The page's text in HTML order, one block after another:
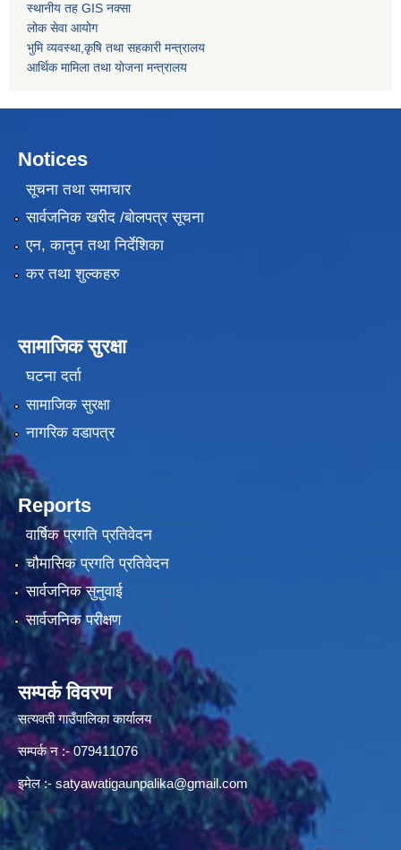
स्थानीय तह GIS नक्सा
लोक सेवा आयोग
भुमि व्यवस्था,कृषि तथा सहकारी मन्त्रालय
आर्थिक मामिला तथा याेजना मन्त्रालय
Notices
सूचना तथा समाचार
सार्वजनिक खरीद /बोलपत्र सूचना
एन, कानुन तथा निर्देशिका
कर तथा शुल्कहरु
सामाजिक सुरक्षा
घटना दर्ता
सामाजिक सुरक्षा
नागरिक वडापत्र
Reports
वार्षिक प्रगति प्रतिवेदन
चौमासिक प्रगति प्रतिवेदन
सार्वजनिक सुनुवाई
सार्वजनिक परीक्षण
सम्पर्क विवरण
सत्यवती गाउँपालिका कार्यालय
सम्पर्क न‌ :- 079411076
इमेल :- satyawatigaunpalika@gmail.com